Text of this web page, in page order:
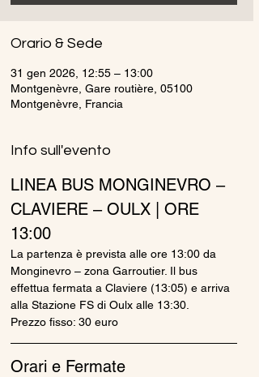
Orario & Sede
31 gen 2026, 12:55 – 13:00
Montgenèvre, Gare routière, 05100
Montgenèvre, Francia
Info sull'evento
LINEA BUS MONGINEVRO –
CLAVIERE – OULX | ORE
13:00
La partenza è prevista alle ore 13:00 da
Monginevro – zona Garroutier. Il bus
effettua fermata a Claviere (13:05) e arriva
alla Stazione FS di Oulx alle 13:30.
Prezzo fisso: 30 euro
Orari e Fermate